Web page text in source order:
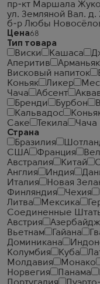
пр-кт Маршала
ул. Земляной Вал. д.
б-р Любы
Цена
Тип товара
Виски
Кашаса
Аперитив
Арманьяк
Висковый напиток
Коньяк
Ликер
Чача
Абсент
Бренди
Бурбон
Кальвадос
Саке
Текила
Чача
Страна
Бразилия
США
Франция
Австралия
Китай
Англия
Индия
Италия
Новая
Финляндия
Чехия
Литва
Мексика
Соединенные
Австрия
Вьетнам
Гайана
Доминикана
Колумбия
Куба
Молдавия
Монако
Норвегия
Панама